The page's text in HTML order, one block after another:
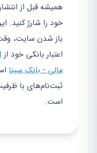
همیشه قبل از
خود را شارژ کنید.
باز شدن سایت،
اعتبار بانکی خود از
مالی - بانک سینا
ثبت‌نام‌های با
است.